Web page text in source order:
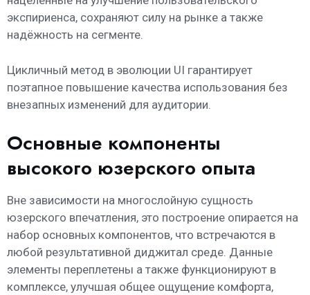
экспириенса, сохраняют силу на рынке а также
надёжность на сегменте.
Цикличный метод в эволюции UI гарантирует
поэтапное повышение качества использования без
внезапных изменений для аудитории.
Основные компоненты
высокого юзерского опыта
Вне зависимости на многослойную сущность
юзерского впечатления, это построение опирается на
набор основных компонентов, что встречаются в
любой результативной диджитал среде. Данные
элементы переплетены а также функционируют в
комплексе, улучшая общее ощущение комфорта,